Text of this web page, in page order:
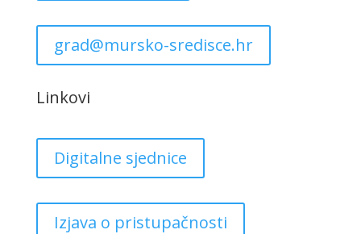
grad@mursko-sredisce.hr
Linkovi
Digitalne sjednice
Izjava o pristupačnosti